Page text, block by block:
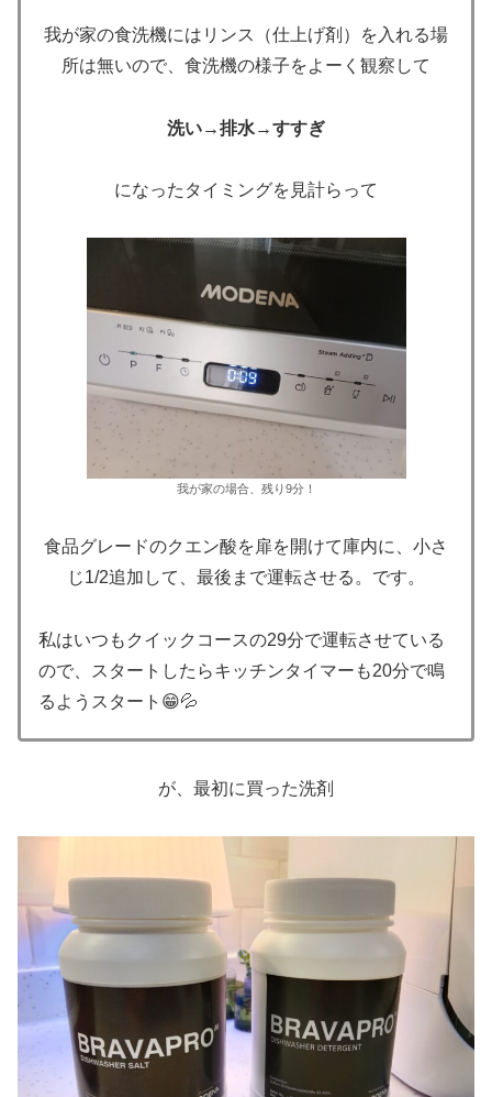
我が家の食洗機にはリンス（仕上げ剤）を入れる場
所は無いので、食洗機の様子をよーく観察して
洗い→排水→すすぎ
になったタイミングを見計らって
我が家の場合、残り9分！
食品グレードのクエン酸を扉を開けて庫内に、小さ
じ1/2追加して、最後まで運転させる。です。
私はいつもクイックコースの29分で運転させている
ので、スタートしたらキッチンタイマーも20分で鳴
るようスタート😁💦
が、最初に買った洗剤